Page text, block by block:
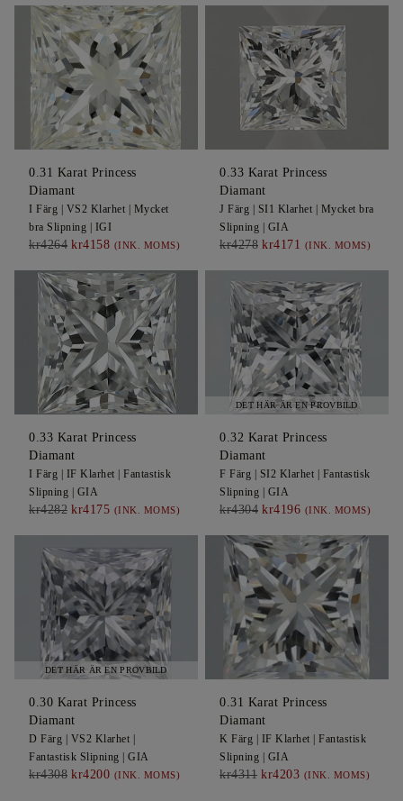
0.31 Karat Princess
Diamant
I Färg | VS2 Klarhet | Mycket
bra Slipning | IGI
kr4264 kr4158 (INK. MOMS)
0.33 Karat Princess
Diamant
J Färg | SI1 Klarhet | Mycket bra
Slipning | GIA
kr4278 kr4171 (INK. MOMS)
0.33 Karat Princess
Diamant
I Färg | IF Klarhet | Fantastisk
Slipning | GIA
kr4282 kr4175 (INK. MOMS)
DET HÄR ÄR EN PROVBILD
0.32 Karat Princess
Diamant
F Färg | SI2 Klarhet | Fantastisk
Slipning | GIA
kr4304 kr4196 (INK. MOMS)
DET HÄR ÄR EN PROVBILD
0.30 Karat Princess
Diamant
D Färg | VS2 Klarhet |
Fantastisk Slipning | GIA
kr4308 kr4200 (INK. MOMS)
0.31 Karat Princess
Diamant
K Färg | IF Klarhet | Fantastisk
Slipning | GIA
kr4311 kr4203 (INK. MOMS)